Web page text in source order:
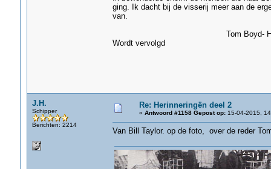
ging. Ik dacht bij de visserij meer aan de
van.
Tom Boyd-
Wordt vervolgd
J.H.
Schipper
Berichten: 2214
Re: Herinneringën deel 2
« Antwoord #1158 Gepost op:15-04-2015,
Van Bill Taylor. op de foto, over de reder